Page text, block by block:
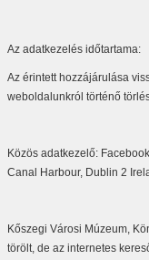
Az adatkezelés időtartama:
Az érintett hozzájárulása
weboldalunkról történő
Közös adatkezelő:
Canal Harbour, Dublin 2
Kőszegi Városi Múzeum,
törölt, de az internetes